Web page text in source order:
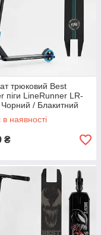
трюковий Best
піги LineRunner LR-
/ Блакитний
надійний самокат
наявності
₴